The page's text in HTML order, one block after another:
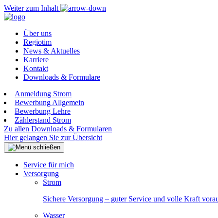
Weiter zum Inhalt
Über uns
Regiotim
News & Aktuelles
Karriere
Kontakt
Downloads & Formulare
Anmeldung Strom
Bewerbung Allgemein
Bewerbung Lehre
Zählerstand Strom
Zu allen Downloads & Formularen
Hier gelangen Sie zur Übersicht
Service für mich
Versorgung
Strom
Sichere Versorgung – guter Service und volle Kraft
Wasser